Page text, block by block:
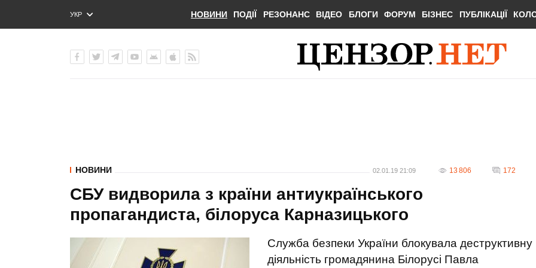
УКР
ENG
НОВИНИ ПОДІЇ РЕЗОНАНС ВІДЕО БЛОГИ ФОРУМ БІЗНЕС ПУБЛІКАЦІЇ
НОВИНИ 02.01.19 21:09 13 806 172
СБУ видворила з країни антиукраїнського
пропагандиста, білоруса Карназицького
Служба безпеки України блокувала деструктивну
діяльність громадянина Білорусі Павла